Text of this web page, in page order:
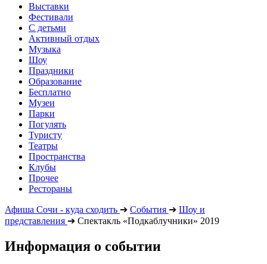
Выставки
Фестивали
С детьми
Активный отдых
Музыка
Шоу
Праздники
Образование
Бесплатно
Музеи
Парки
Погулять
Туристу
Театры
Пространства
Клубы
Прочее
Рестораны
Афиша Сочи - куда сходить ➔ События ➔ Шоу и
представления ➔ Спектакль «Подкаблучники» 2019
Информация о событии